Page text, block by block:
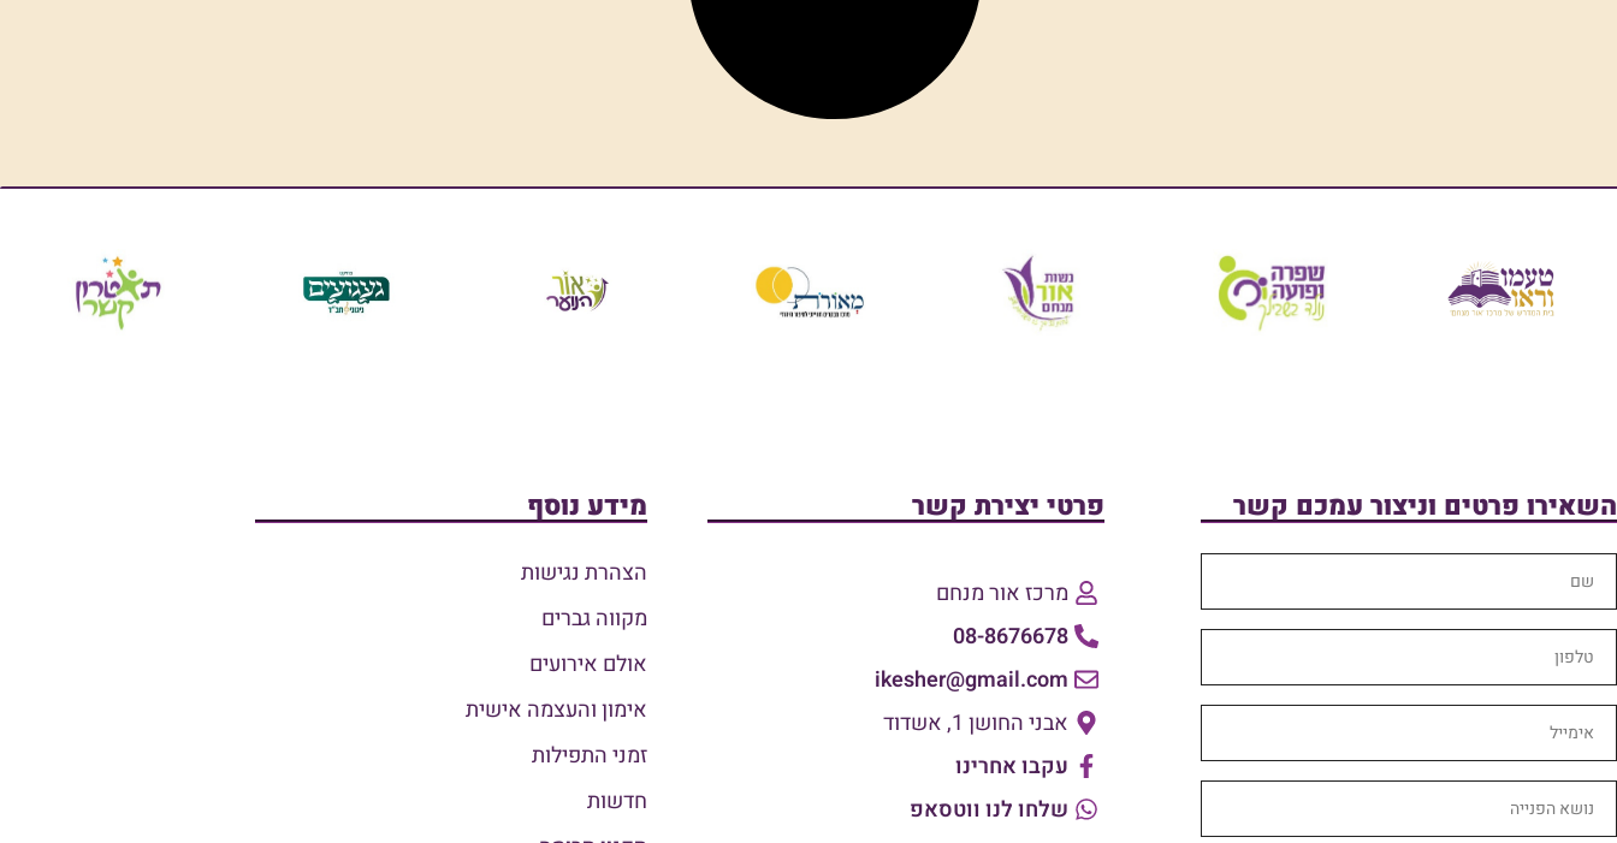
השאירו פרטים וניצור עמכם קשר פרטי יצירת קשר
מרכז אור מנחם
08-8676678
ikesher@gmail.com
אבני החושן 1, אשדוד
עקבו אחרינו
שלחו לנו ווטסאפ
מידע נוסף
הצהרת נגישות
מקווה גברים
אולם אירועים
אימון והעצמה אישית
זמני התפילות
חדשות